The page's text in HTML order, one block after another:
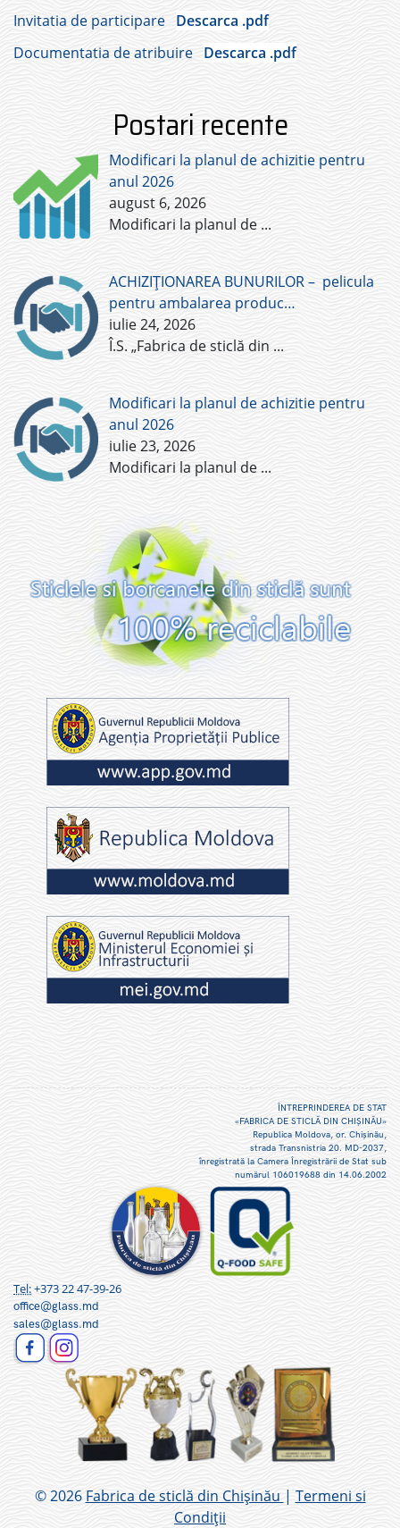
Invitatia de participare Descarca .pdf
Documentatia de atribuire Descarca .pdf
Postari recente
Modificari la planul de achizitie pentru
anul 2026
august 6, 2026
Modificari la planul de ...
ACHIZIȚIONAREA BUNURILOR – pelicula
pentru ambalarea produc…
iulie 24, 2026
Î.S. „Fabrica de sticlă din ...
Modificari la planul de achizitie pentru
anul 2026
iulie 23, 2026
Modificari la planul de ...
ÎNTREPRINDEREA DE STAT
«FABRICA DE STICLĂ DIN CHIŞINĂU»
Republica Moldova, or. Chişinău,
strada Transnistria 20. MD-2037,
înregistrată la Camera Înregistrării de Stat sub
numărul 106019688 din 14.06.2002
Tel:+373 22 47-39-26
office@glass.md
sales@glass.md
© 2026 Fabrica de sticlă din Chișinău | Termeni si
Condiții